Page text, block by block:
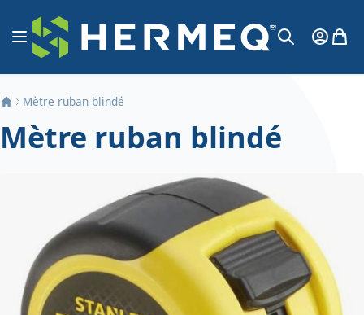
Aller au contenu
Affichage navigation
MonMon
Mètre ruban blindé
Mètre ruban blindé